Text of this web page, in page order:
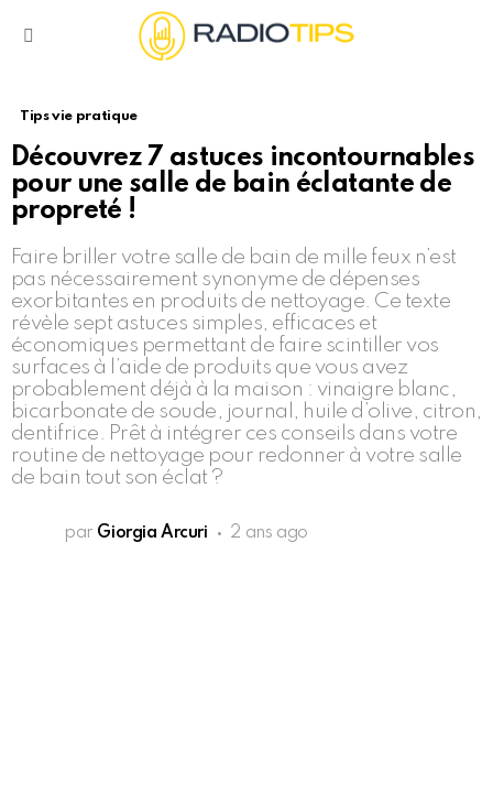
Tips vie pratique
Découvrez 7 astuces incontournables
pour une salle de bain éclatante de
propreté !
Faire briller votre salle de bain de mille feux n’est
pas nécessairement synonyme de dépenses
exorbitantes en produits de nettoyage. Ce texte
révèle sept astuces simples, efficaces et
économiques permettant de faire scintiller vos
surfaces à l’aide de produits que vous avez
probablement déjà à la maison : vinaigre blanc,
bicarbonate de soude, journal, huile d’olive, citron,
dentifrice. Prêt à intégrer ces conseils dans votre
routine de nettoyage pour redonner à votre salle
de bain tout son éclat ?
par Giorgia Arcuri 2 ans ago